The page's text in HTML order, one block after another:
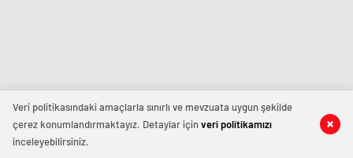
Veri politikasındaki amaçlarla sınırlı ve mevzuata uygun şekilde
çerez konumlandırmaktayız. Detaylar içinveri politikamızı
inceleyebilirsiniz.